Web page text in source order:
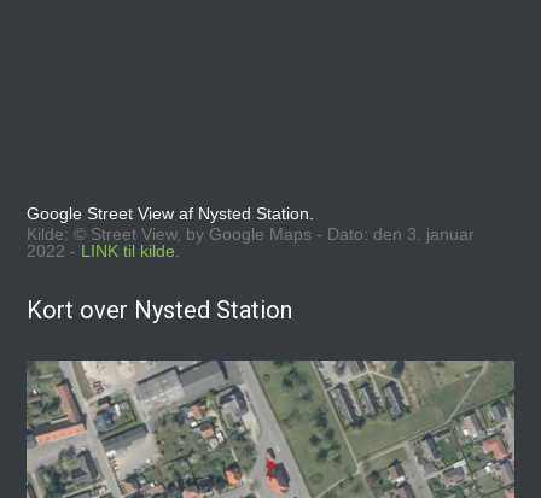
Google Street View af Nysted Station.
Kilde: © Street View, by Google Maps - Dato: den 3. januar
2022 - LINK til kilde.
Kort over Nysted Station